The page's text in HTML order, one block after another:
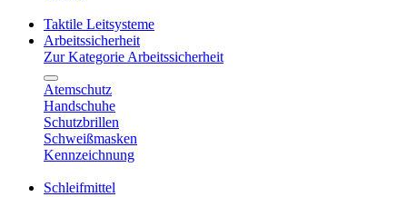
Taktile Leitsysteme
Arbeitssicherheit
Zur Kategorie Arbeitssicherheit
Atemschutz
Handschuhe
Schutzbrillen
Schweißmasken
Kennzeichnung
Schleifmittel